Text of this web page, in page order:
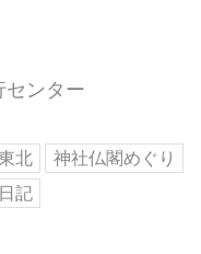
観できない秘仏や今
センター
北
神社仏閣めぐり
記